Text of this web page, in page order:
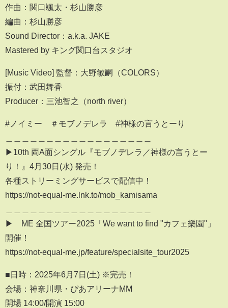
作曲：関口颯太・杉山勝彦
編曲：杉山勝彦
Sound Director：a.k.a. JAKE
Mastered by キング関口台スタジオ
[Music Video] 監督：大野敏嗣（COLORS）
振付：武田舞香
Producer：三池智之（north river）
#ノイミー ＃モブノデレラ #神様の言うとーり
▶10th 両A面シングル『モブノデレラ／神様の言うとー
り！』4月30日(水) 発売！
各種ストリーミングサービスで配信中！
https://not-equal-me.lnk.to/mob_kamisama
▶︎≠ME 全国ツアー2025「We want to find "カフェ樂園"」
開催！
https://not-equal-me.jp/feature/specialsite_tour2025
■日時：2025年6月7日(土) ※完売！
会場：神奈川県・ぴあアリーナMM
開場 14:00/開演 15:00